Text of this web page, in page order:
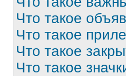
Что такое
Что такое
Что такое
Что такое